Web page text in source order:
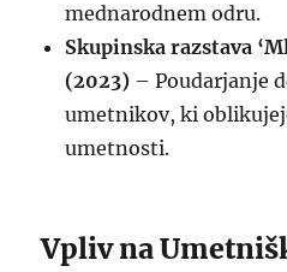
mednarodnem odru.
Skupinska razstava
(2023) – Poudarjanje
umetnikov, ki
umetnosti.
Vpliv na